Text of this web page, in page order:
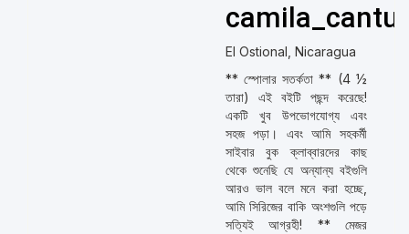
camila_cantu
El Ostional, Nicaragua
** স্পোলার সতর্কতা ** (4 ½
তারা) এই বইটি পছন্দ করেছে!
একটি খুব উপভোগযোগ্য এবং
সহজ পড়া। এবং আমি সহকর্মী
সাইবার বুক ক্লাব্বারদের কাছ
থেকে শুনেছি যে অন্যান্য বইগুলি
আরও ভাল বলে মনে করা হচ্ছে,
আমি সিরিজের বাকি অংশগুলি পড়ে
সত্যিই আগ্রহী! ** মেজর